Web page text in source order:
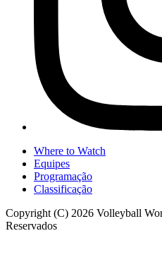
Where to Watch
Equipes
Programação
Classificação
Copyright (C) 2026 Volleyball
Reservados